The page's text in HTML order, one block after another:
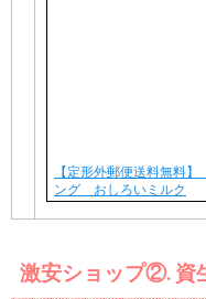
【定形外郵便送料無
ング おしろいミルク
激安ショップ②. 資